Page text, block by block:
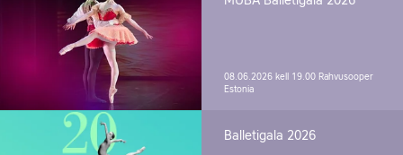
08.06.2026 kell 19.00 Rahvusooper
Estonia
Balletigala 2026